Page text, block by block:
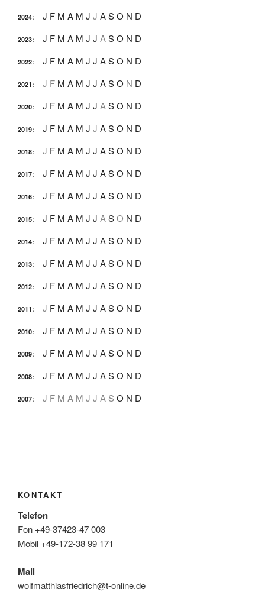
2024: J F M A M J J ASO N D
2023: J F M A M J J ASO N D
2022: J F M A M J J ASO N D
2021: J F M A M J J ASO N D
2020: J F M A M J J ASO N D
2019: J F M A M J J ASO N D
2018: J F M A M J J ASO N D
2017: J F M A M J J ASO N D
2016: J F M A M J J ASO N D
2015: J F M A M J J ASO N D
2014: J F M A M J J ASO N D
2013: J F M A M J J ASO N D
2012: J F M A M J J ASO N D
2011: J F M A M J J ASO N D
2010: J F M A M J J ASO N D
2009: J F M A M J J ASO N D
2008: J F M A M J J ASO N D
2007: J F M A M J J A S O N D
KONTAKT
Telefon
Fon +49-37423-47 003
Mobil +49-172-38 99 171
Mail
wolfmatthiasfriedrich@t-online.de